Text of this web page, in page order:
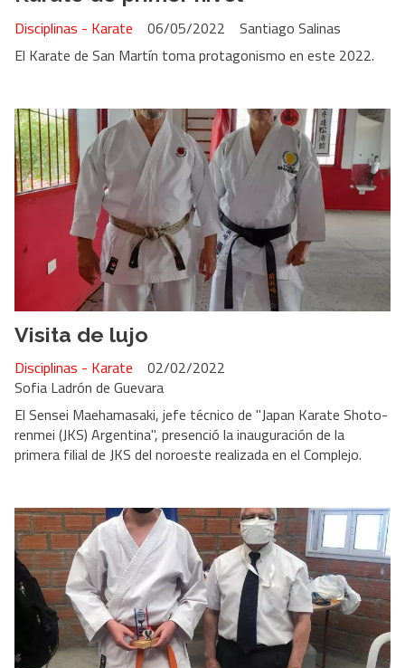
Santiago Salinas
Disciplinas - Karate
06/05/2022
El Karate de San Martín toma protagonismo en este 2022.
Visita de lujo
Sofia Ladrón de Guevara
Disciplinas - Karate 02/02/2022
El Sensei Maehamasaki, jefe técnico de "Japan Karate Shoto-
renmei (JKS) Argentina", presenció la inauguración de la
primera filial de JKS del noroeste realizada en el Complejo.